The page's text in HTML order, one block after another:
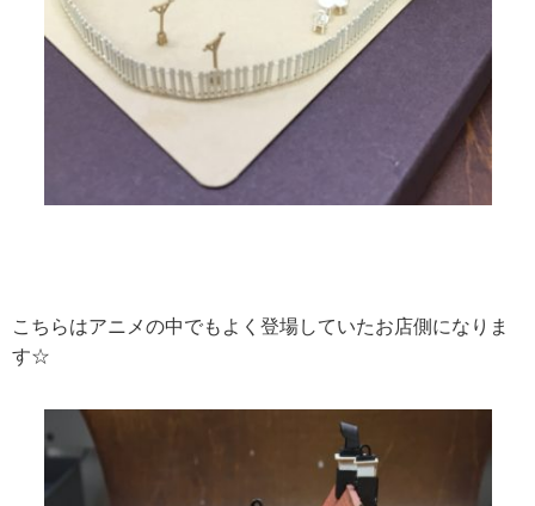
こちらはアニメの中でもよく登場していたお店側になりま
す☆